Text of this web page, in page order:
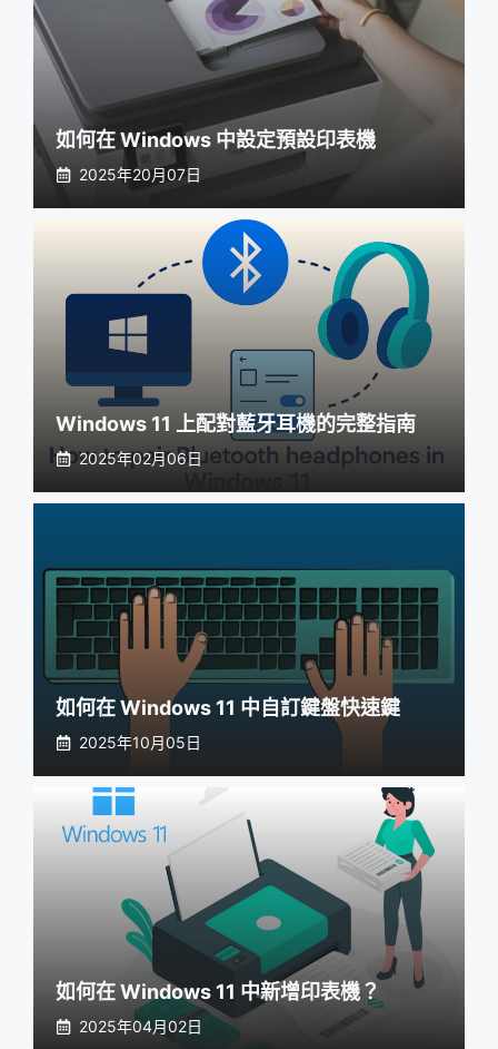
如何在 Windows 中設定預設印表機
2025年20月07日
Windows 11 上配對藍牙耳機的完整指南
2025年02月06日
如何在 Windows 11 中自訂鍵盤快速鍵
2025年10月05日
如何在 Windows 11 中新增印表機？
2025年04月02日